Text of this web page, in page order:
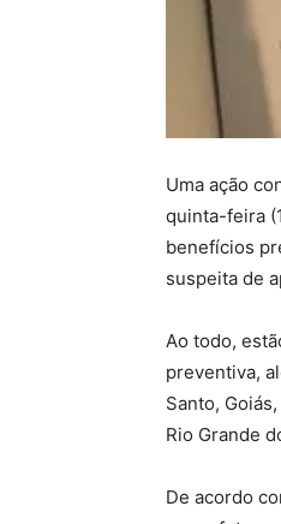
Uma ação
quinta-feira
benefícios
suspeita de
Ao todo,
preventiva,
Santo,
Rio Grande
De acordo